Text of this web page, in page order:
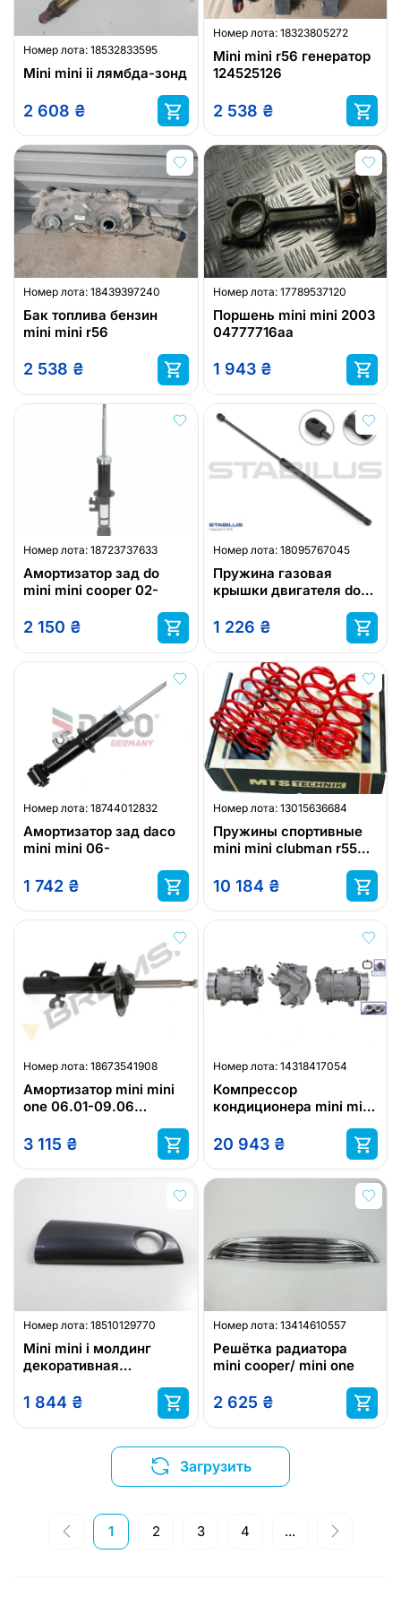
Номер лота: 18532833595
Mini mini ii лямбда-зонд
2 608 ₴
Номер лота: 18323805272
Mini mini r56 генератор
124525126
2 538 ₴
Номер лота: 18439397240
Бак топлива бензин
mini mini r56
2 538 ₴
Номер лота: 17789537120
Поршень mini mini 2003
04777716aa
1 943 ₴
Номер лота: 18723737633
Амортизатор зад do
mini mini cooper 02-
2 150 ₴
Номер лота: 18095767045
Пружина газовая
крышки двигателя do
1 226 ₴
Номер лота: 18744012832
Амортизатор зад daco
mini mini 06-
1 742 ₴
Номер лота: 13015636684
Пружины спортивные
mini mini clubman r55
10 184 ₴
Номер лота: 18673541908
Амортизатор mini mini
one 06.01-09.06
3 115 ₴
Номер лота: 14318417054
Компрессор
кондиционера mini mini
20 943 ₴
Номер лота: 18510129770
Mini mini i молдинг
декоративная
1 844 ₴
Номер лота: 13414610557
Решётка радиатора
mini cooper/ mini one
2 625 ₴
Загрузить
1 2 3 4 ...